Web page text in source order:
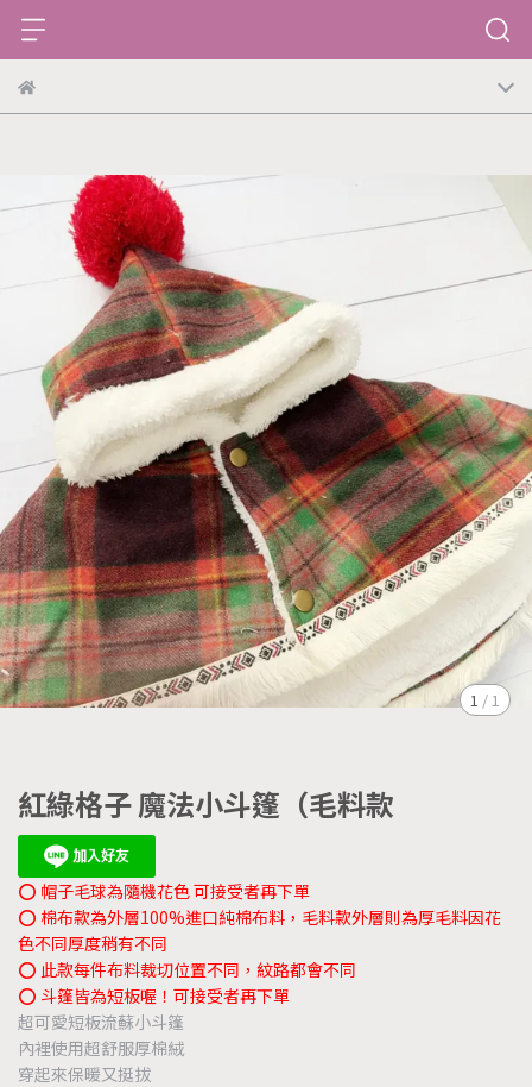
1 / 1
紅綠格子 魔法小斗篷（毛料款
⭕️ 帽子毛球為隨機花色 可接受者再下單
⭕️ 棉布款為外層100%進口純棉布料，毛料款外層則為厚毛料因花
色不同厚度稍有不同
⭕️ 此款每件布料裁切位置不同，紋路都會不同
⭕️ 斗篷皆為短板喔！可接受者再下單
超可愛短板流蘇小斗篷
內裡使用超舒服厚棉絨
穿起來保暖又挺拔